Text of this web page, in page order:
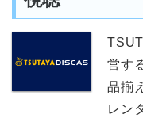
営す
品揃
レン